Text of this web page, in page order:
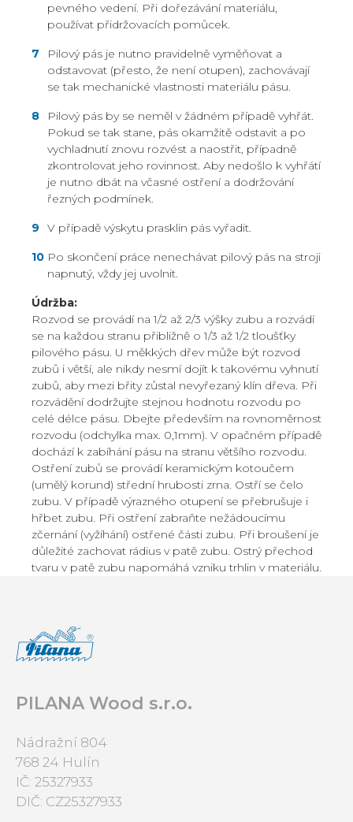
pevného vedení. Při dořezávání materiálu,
používat přidržovacích pomůcek.
Pilový pás je nutno pravidelně vyměňovat a
odstavovat (přesto, že není otupen), zachovávají
se tak mechanické vlastnosti materiálu pásu.
Pilový pás by se neměl v žádném případě vyhřát.
Pokud se tak stane, pás okamžitě odstavit a po
vychladnutí znovu rozvést a naostřit, případně
zkontrolovat jeho rovinnost. Aby nedošlo k vyhřátí
je nutno dbát na včasné ostření a dodržování
řezných podmínek.
V případě výskytu prasklin pás vyřadit.
Po skončení práce nenechávat pilový pás na stroji
napnutý, vždy jej uvolnit.
Údržba:
Rozvod se provádí na 1/2 až 2/3 výšky zubu a rozvádí
se na každou stranu přibližně o 1/3 až 1/2 tloušťky
pilového pásu. U měkkých dřev může být rozvod
zubů i větší, ale nikdy nesmí dojít k takovému vyhnutí
zubů, aby mezi břity zůstal nevyřezaný klín dřeva. Při
rozvádění dodržujte stejnou hodnotu rozvodu po
celé délce pásu. Dbejte především na rovnoměrnost
rozvodu (odchylka max. 0,1mm). V opačném případě
dochází k zabíhání pásu na stranu většího rozvodu.
Ostření zubů se provádí keramickým kotoučem
(umělý korund) střední hrubosti zrna. Ostří se čelo
zubu. V případě výrazného otupení se přebrušuje i
hřbet zubu. Při ostření zabraňte nežádoucímu
zčernání (vyžíhání) ostřené části zubu. Při broušení je
důležité zachovat rádius v patě zubu. Ostrý přechod
tvaru v patě zubu napomáhá vzniku trhlin v materiálu.
PILANA Wood s.r.o.
Nádražní 804
768 24 Hulín
IČ: 25327933
DIČ: CZ25327933